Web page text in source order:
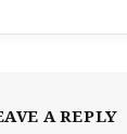
A REPLY